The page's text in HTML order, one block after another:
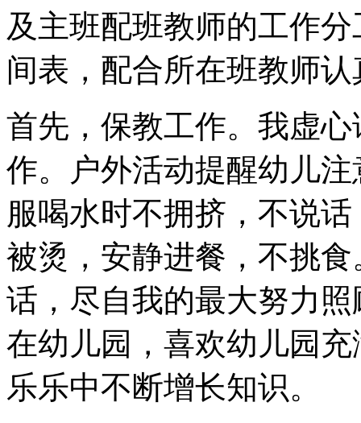
及主班配班教师的工作
间表，配合所在班教师
首先，保教工作。我虚
作。户外活动提醒幼儿
服喝水时不拥挤，不说
被烫，安静进餐，不挑
话，尽自我的最大努力
在幼儿园，喜欢幼儿园
乐乐中不断增长知识。